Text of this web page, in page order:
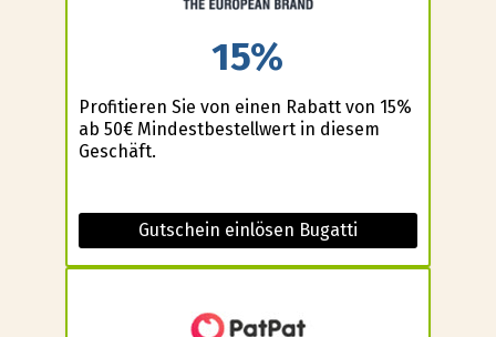
15%
Profitieren Sie von einen Rabatt von 15%
ab 50€ Mindestbestellwert in diesem
Geschäft.
Gutschein einlösen Bugatti